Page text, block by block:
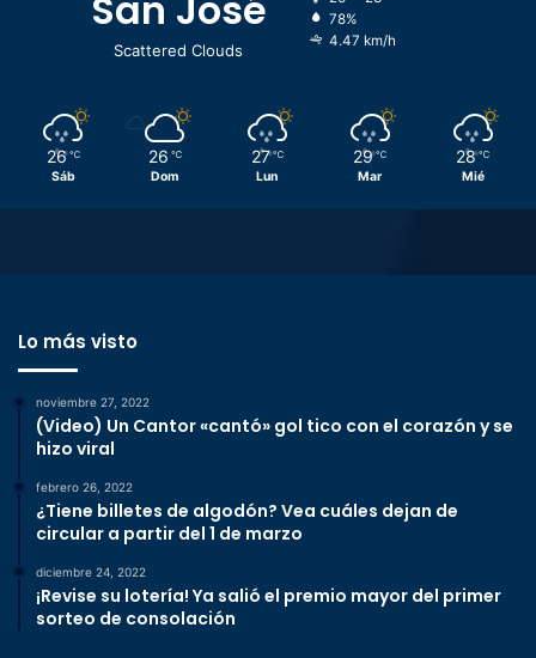
Scattered Clouds
78%
4.47 km/h
26 ℃
Sáb
26 ℃
Dom
27 ℃
Lun
29 ℃
Mar
28 ℃
Mié
Lo más visto
noviembre 27, 2022
(Video) Un Cantor «cantó» gol tico con el corazón y se
hizo viral
febrero 26, 2022
¿Tiene billetes de algodón? Vea cuáles dejan de
circular a partir del 1 de marzo
diciembre 24, 2022
¡Revise su lotería! Ya salió el premio mayor del primer
sorteo de consolación